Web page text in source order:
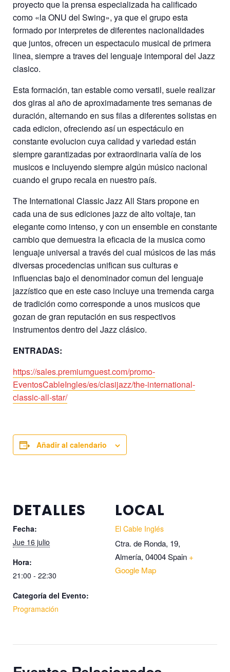
proyecto que la prensa especializada ha calificado
como «la ONU del Swing», ya que el grupo esta
formado por interpretes de diferentes nacionalidades
que juntos, ofrecen un espectaculo musical de primera
linea, siempre a traves del lenguaje intemporal del Jazz
clasico.
Esta formación, tan estable como versatil, suele realizar
dos giras al año de aproximadamente tres semanas de
duración, alternando en sus filas a diferentes solistas en
cada edicion, ofreciendo así un espectáculo en
constante evolucion cuya calidad y variedad están
siempre garantizadas por extraordinaria valía de los
musicos e incluyendo siempre algún músico nacional
cuando el grupo recala en nuestro país.
The International Classic Jazz All Stars propone en
cada una de sus ediciones jazz de alto voltaje, tan
elegante como intenso, y con un ensemble en constante
cambio que demuestra la eficacia de la musica como
lenguaje universal a través del cual músicos de las más
diversas procedencias unifican sus culturas e
influencias bajo el denominador comun del lenguaje
jazzístico que en este caso incluye una tremenda carga
de tradición como corresponde a unos musicos que
gozan de gran reputación en sus respectivos
instrumentos dentro del Jazz clásico.
ENTRADAS:
https://sales.premiumguest.com/promo-
EventosCableIngles/es/clasijazz/the-international-
classic-all-star/
Añadir al calendario
DETALLES
Fecha:
Jue 16 julio
Hora:
21:00 - 22:30
Categoría del Evento:
Programación
LOCAL
El Cable Inglés
Ctra. de Ronda, 19,
Almería, 04004Spain +
Google Map